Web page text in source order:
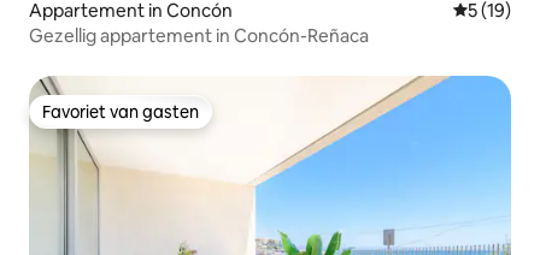
Appartement in Concón
5 (19)
Gezellig appartement in Concón-Reñaca
Favoriet van gasten
Favoriet van gasten